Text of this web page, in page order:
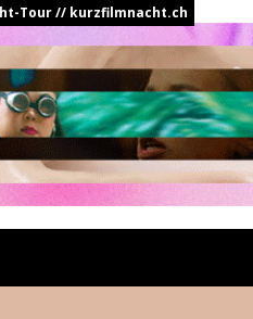
Tour // kurzfilmnacht.ch